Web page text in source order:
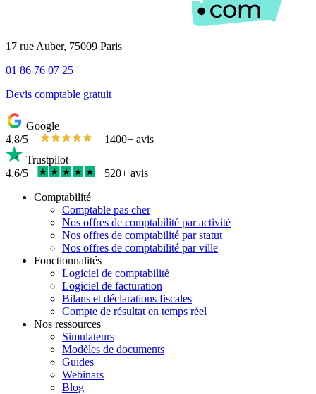
17 rue Auber, 75009 Paris
01 86 76 07 25
Devis comptable gratuit
Google
4,8/5
1400+ avis
Trustpilot
4,6/5
520+ avis
Comptabilité
Comptable pas cher
Nos offres de comptabilité par activité
Nos offres de comptabilité par statut
Nos offres de comptabilité par ville
Fonctionnalités
Logiciel de comptabilité
Logiciel de facturation
Bilans et déclarations fiscales
Compte de résultat en temps réel
Nos ressources
Simulateurs
Modèles de documents
Guides
Webinars
Blog